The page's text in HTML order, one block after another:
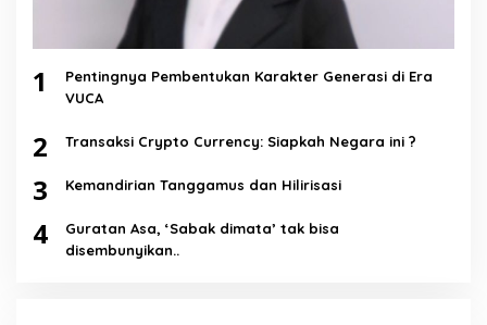
1
Pentingnya Pembentukan Karakter Generasi di Era
VUCA
2 Transaksi Crypto Currency: Siapkah Negara ini ?
3 Kemandirian Tanggamus dan Hilirisasi
4
Guratan Asa, ‘Sabak dimata’ tak bisa
disembunyikan..